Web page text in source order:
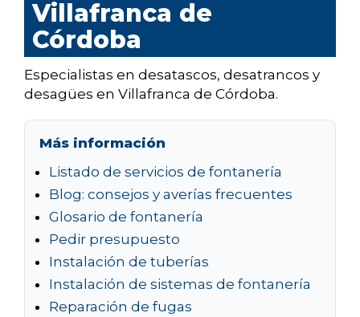
Villafranca de
Córdoba
Especialistas en desatascos, desatrancos y
desagües en Villafranca de Córdoba.
Más información
Listado de servicios de fontanería
Blog: consejos y averías frecuentes
Glosario de fontanería
Pedir presupuesto
Instalación de tuberías
Instalación de sistemas de fontanería
Reparación de fugas